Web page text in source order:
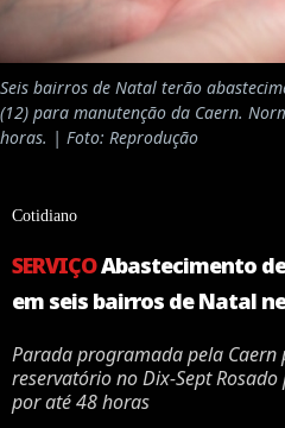
Seis bairros de Natal terão
(12) para manutenção da Caern.
horas. | Foto: Reprodução
Cotidiano
SERVIÇOAbastecimento
em seis bairros de Natal
Parada programada pela
reservatório no Dix-Sept
por até 48 horas